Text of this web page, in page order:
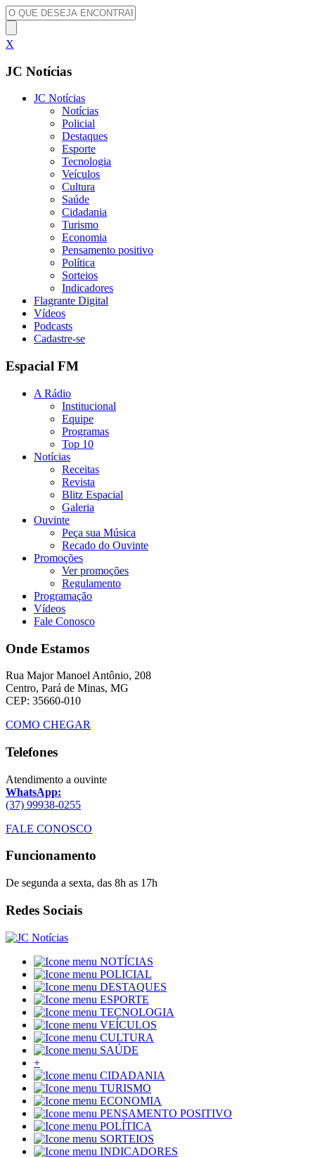
X
JC Notícias
JC Notícias
Notícias
Policial
Destaques
Esporte
Tecnologia
Veículos
Cultura
Saúde
Cidadania
Turismo
Economia
Pensamento positivo
Política
Sorteios
Indicadores
Flagrante Digital
Vídeos
Podcasts
Cadastre-se
Espacial FM
A Rádio
Institucional
Equipe
Programas
Top 10
Notícias
Receitas
Revista
Blitz Espacial
Galeria
Ouvinte
Peça sua Música
Recado do Ouvinte
Promoções
Ver promoções
Regulamento
Programação
Vídeos
Fale Conosco
Onde Estamos
Rua Major Manoel Antônio, 208
Centro, Pará de Minas, MG
CEP: 35660-010
COMO CHEGAR
Telefones
Atendimento a ouvinte
WhatsApp:
(37) 99938-0255
FALE CONOSCO
Funcionamento
De segunda a sexta, das 8h as 17h
Redes Sociais
NOTÍCIAS
POLICIAL
DESTAQUES
ESPORTE
TECNOLOGIA
VEÍCULOS
CULTURA
SAÚDE
+
CIDADANIA
TURISMO
ECONOMIA
PENSAMENTO POSITIVO
POLÍTICA
SORTEIOS
INDICADORES